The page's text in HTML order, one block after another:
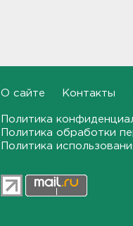
на
О сайте Контакты
Политика
Политика обработки
Политика